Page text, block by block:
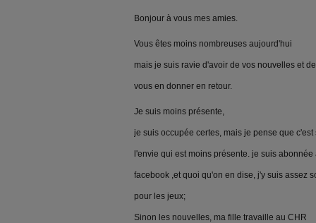
Bonjour à vous mes amies.
Vous êtes moins nombreuses aujourd'hui
mais je suis ravie d'avoir de vos nouvelles et
vous en donner en retour.
Je suis moins présente,
je suis occupée certes, mais je pense que
l'envie qui est moins présente. je suis
facebook ,et quoi qu'on en dise, j'y suis assez
pour les jeux;
Sinon les nouvelles, ma fille travaille au CHR